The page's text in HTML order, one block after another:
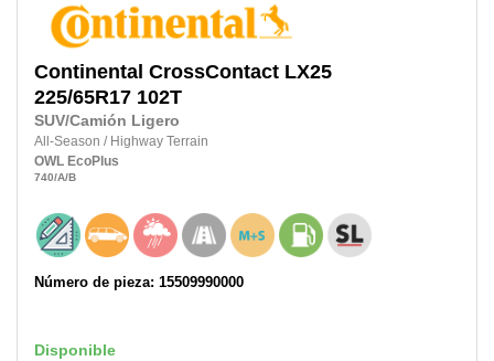
Continental CrossContact LX25
225/65R17 102T
SUV/Camión Ligero
All-Season / Highway Terrain
OWL EcoPlus
740/A/B
Número de pieza: 15509990000
Disponible